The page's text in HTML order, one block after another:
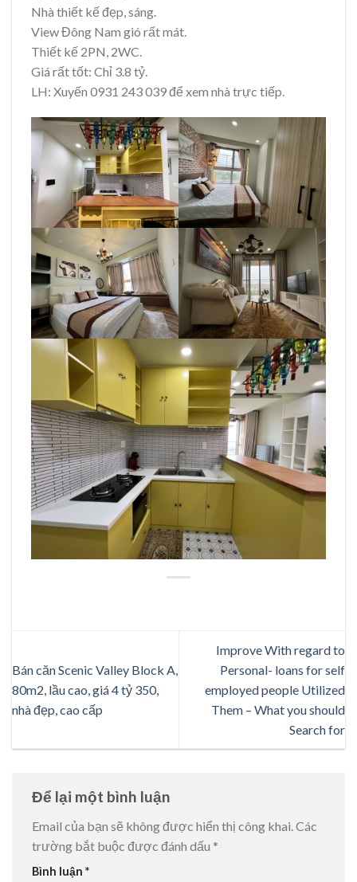
Nhà thiết kế đẹp, sáng.
View Đông Nam gió rất mát.
Thiết kế 2PN, 2WC.
Giá rất tốt: Chỉ 3.8 tỷ.
LH: Xuyến 0931 243 039 để xem nhà trực tiếp.
Bán căn Scenic Valley Block A,
80m2, lầu cao, giá 4 tỷ 350,
nhà đẹp, cao cấp
Improve With regard to
Personal- loans for self
employed people Utilized
Them – What you should
Search for
Để lại một bình luận
Email của bạn sẽ không được hiển thị công khai.Các
trường bắt buộc được đánh dấu *
Bình luận *